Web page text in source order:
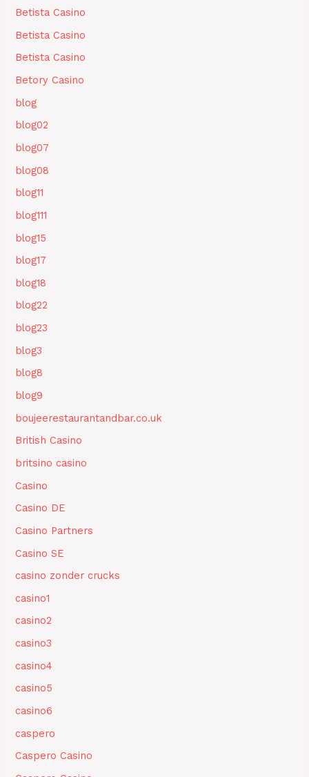
Betista Casino
Betista Casino
Betista Casino
Betory Casino
blog
blog02
blog07
blog08
blog11
blog111
blog15
blog17
blog18
blog22
blog23
blog3
blog8
blog9
boujeerestaurantandbar.co.uk
British Casino
britsino casino
Casino
Casino DE
Casino Partners
Casino SE
casino zonder crucks
casino1
casino2
casino3
casino4
casino5
casino6
caspero
Caspero Casino